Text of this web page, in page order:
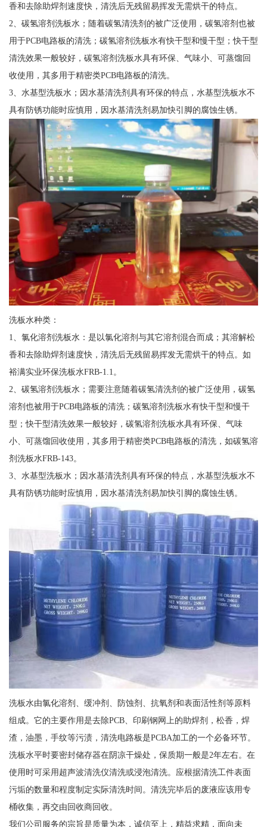
香和去除助焊剂速度快，清洗后无残留易挥发无需烘干的特点。
2、碳氢溶剂洗板水；随着碳氢清洗剂的被广泛使用，碳氢溶剂也被
用于PCB电路板的清洗；碳氢溶剂洗板水有快干型和慢干型；快干型
清洗效果一般较好，碳氢溶剂洗板水具有环保、气味小、可蒸馏回
收使用，其多用于精密类PCB电路板的清洗。
3、水基型洗板水；因水基清洗剂具有环保的特点，水基型洗板水不
具有防锈功能时应慎用，因水基清洗剂易加快引脚的腐蚀生锈。
洗板水种类：
1、氯化溶剂洗板水：是以氯化溶剂与其它溶剂混合而成；其溶解松
香和去除助焊剂速度快，清洗后无残留易挥发无需烘干的特点。如
裕满实业环保洗板水FRB-1.1。
2、碳氢溶剂洗板水；需要注意随着碳氢清洗剂的被广泛使用，碳氢
溶剂也被用于PCB电路板的清洗；碳氢溶剂洗板水有快干型和慢干
型；快干型清洗效果一般较好，碳氢溶剂洗板水具有环保、气味
小、可蒸馏回收使用，其多用于精密类PCB电路板的清洗，如碳氢溶
剂洗板水FRB-143。
3、水基型洗板水；因水基清洗剂具有环保的特点，水基型洗板水不
具有防锈功能时应慎用，因水基清洗剂易加快引脚的腐蚀生锈。
洗板水由氯化溶剂、缓冲剂、防蚀剂、抗氧剂和表面活性剂等原料
组成。它的主要作用是去除PCB、印刷钢网上的助焊剂，松香，焊
渣，油墨，手纹等污渍，清洗电路板是PCBA加工的一个必备环节。
洗板水平时要密封储存器在阴凉干燥处，保质期一般是2年左右。在
使用时可采用超声波清洗仪清洗或浸泡清洗。应根据清洗工件表面
污垢的数量和程度制定实际清洗时间。清洗完毕后的废液应该用专
桶收集，再交由回收商回收。
我们公司服务的宗旨是质量为本，诚信至上，精益求精，面向未